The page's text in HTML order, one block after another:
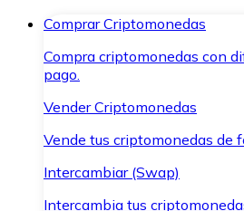
Comprar Criptomonedas
Compra criptomonedas con
pago.
Vender Criptomonedas
Vende tus criptomonedas de
Intercambiar (Swap)
Intercambia tus